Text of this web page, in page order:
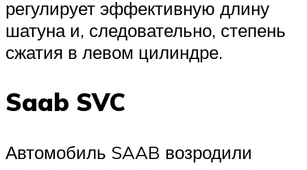
регулирует эффективную длину
шатуна и, следовательно, степень
сжатия в левом цилиндре.
Saab SVC
Автомобиль SAAB возродили